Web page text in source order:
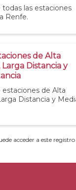
todas las estaciones
Renfe.
de Alta
Distancia y
estaciones de Alta
Distancia y
acceder a este